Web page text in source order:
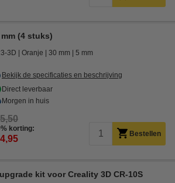
(4 stuks)
3D Oranje 30 mm 5 mm
Bekijk de specificaties en beschrijving
Direct leverbaar
Morgen in huis
korting:
Bestellen
kit voor Creality 3D CR-10S